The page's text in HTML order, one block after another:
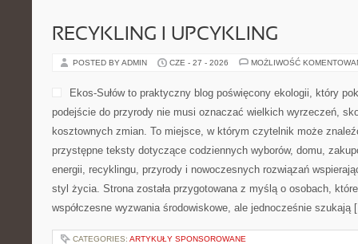
RECYKLING I UPCYKLING
POSTED BY ADMIN CZE - 27 - 2026 MOŻLIWOŚĆ
Ekos-Sułów to praktyczny blog poświęcony ekologii, który
podejście do przyrody nie musi oznaczać wielkich wyrzeczeń,
kosztownych zmian. To miejsce, w którym czytelnik może
przystępne teksty dotyczące codziennych wyborów, domu,
energii, recyklingu, przyrody i nowoczesnych rozwiązań
styl życia. Strona została przygotowana z myślą o osobach,
współczesne wyzwania środowiskowe, ale jednocześnie
CATEGORIES: ARTYKUŁY SPONSOROWANE